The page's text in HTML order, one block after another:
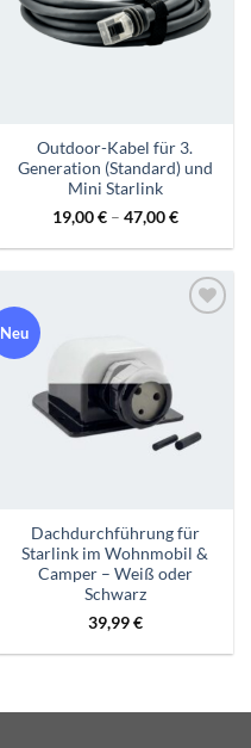
Outdoor-Kabel für 3.
Generation (Standard) und
Mini Starlink
19,00€– 47,00€
Neu
Wunschliste
Dachdurchführung für
Starlink im Wohnmobil &
Camper – Weiß oder
Schwarz
39,99€